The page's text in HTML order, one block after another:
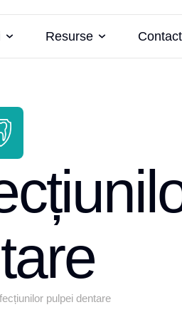
Resurse Contact
pulpei dentare